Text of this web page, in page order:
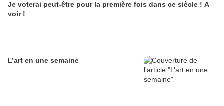
Je voterai peut-être pour la première fois dans ce siècle ! A
voir !
L’art en une semaine